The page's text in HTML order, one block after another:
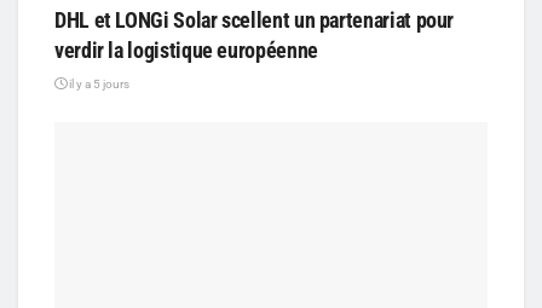
DHL et LONGi Solar scellent un partenariat pour
verdir la logistique européenne
il y a 5 jours